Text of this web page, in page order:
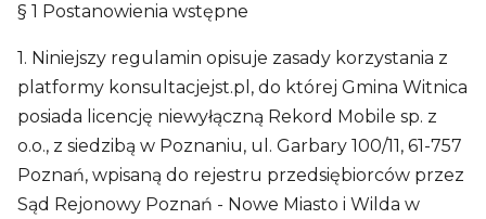
§ 1 Postanowienia wstępne
1. Niniejszy regulamin opisuje zasady korzystania z
platformy konsultacjejst.pl, do której Gmina Witnica
posiada licencję niewyłączną Rekord Mobile sp. z
o.o., z siedzibą w Poznaniu, ul. Garbary 100/11, 61-757
Poznań, wpisaną do rejestru przedsiębiorców przez
Sąd Rejonowy Poznań - Nowe Miasto i Wilda w